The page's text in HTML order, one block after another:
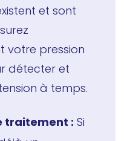
et sont
votre pression
détecter et
à temps.
traitement : Si